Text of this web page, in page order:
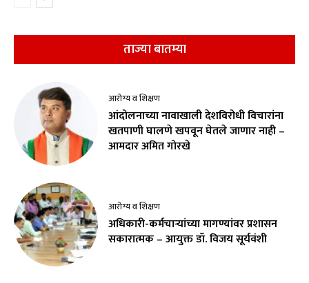
ताज्या बातम्या
आरोग्य व शिक्षण
आंदोलनाच्या नावाखाली देशविरोधी विचारांना
खतपाणी घालणे खपवून घेतले जाणार नाही –
आमदार अमित गोरखे
आरोग्य व शिक्षण
अधिकारी-कर्मचाऱ्यांच्या मागण्यांवर प्रशासन
सकारात्मक – आयुक्त डॉ. विजय सूर्यवंशी